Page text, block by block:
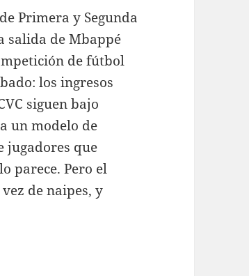
Primera y Segunda
salida de Mbappé
de fútbol
los ingresos
siguen bajo
un modelo de
jugadores que
parece. Pero el
de naipes, y